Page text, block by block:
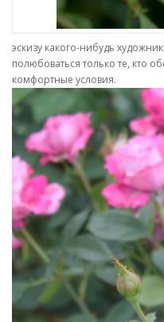
эскизу какого-нибудь
полюбоваться только те, кто
комфортные условия.